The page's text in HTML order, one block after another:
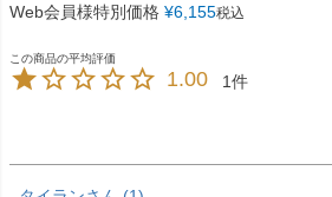
Web会員様特別価格 ¥6,155税込
1.00 1